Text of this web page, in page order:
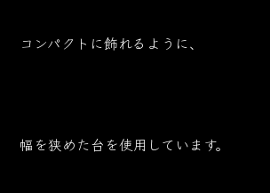
コンパクトに飾れるように、
幅を狭めた台を使用しています。